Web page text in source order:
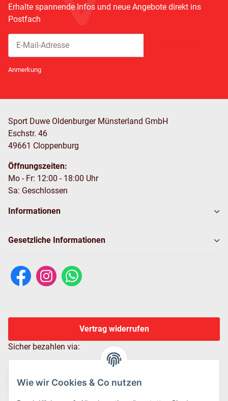
Wie wir Cookies & Co nutzen
Erhalte spannende Infos und neue Angebote direkt ins
Postfach
Anmerkung
Sport Duwe Oldenburger Münsterland GmbH
Eschstr. 46
49661 Cloppenburg
Öffnungszeiten:
Mo - Fr: 12:00 - 18:00 Uhr
Sa: Geschlossen
Informationen
Gesetzliche Informationen
Vertrag widerrufen
Sicher bezahlen via: